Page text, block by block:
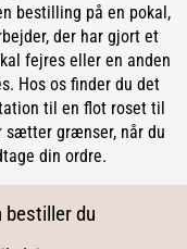
bestilling på en pokal,
der har gjort et
fejres eller en anden
Hos os finder du det
til en flot roset til
sætter grænser, når du
din ordre.
bestiller du